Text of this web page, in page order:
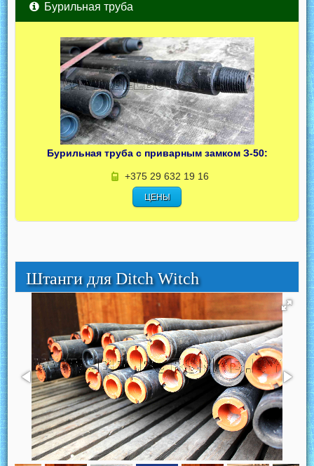
Бурильная труба
Бурильная труба с приварным замком З-50:
+375 29 632 19 16
ЦЕНЫ
Штанги для Ditch Witch